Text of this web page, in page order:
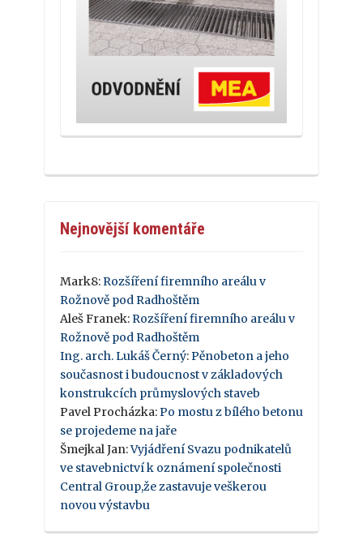
Nejnovější komentáře
Mark8: Rozšíření firemního areálu v
Rožnově pod Radhoštěm
Aleš Franek: Rozšíření firemního areálu v
Rožnově pod Radhoštěm
Ing. arch. Lukáš Černý: Pěnobeton a jeho
současnost i budoucnost v základových
konstrukcích průmyslových staveb
Pavel Procházka: Po mostu z bílého betonu
se projedeme na jaře
Šmejkal Jan:Vyjádření Svazu podnikatelů
ve stavebnictví k oznámení společnosti
Central Group,že zastavuje veškerou
novou výstavbu